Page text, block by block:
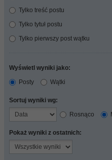
Tylko treść postu
Tylko tytuł postu
Tylko pierwszy post wątku
Wyświetl wyniki jako:
Posty
Wątki
Sortuj wyniki wg:
Rosnąco
Pokaż wyniki z ostatnich: